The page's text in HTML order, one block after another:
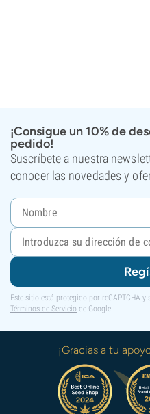
¡Consigue un 10% de
pedido!
Suscríbete a nuestra
conocer las novedades y
Este sitio está protegido por reCAPTCHA y
Términos de Servicio de Google.
¡Gracias a tu